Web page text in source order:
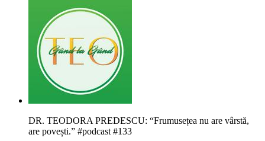
DR. TEODORA PREDESCU: “Frumusețea nu are vârstă,
are povești.” #podcast #133